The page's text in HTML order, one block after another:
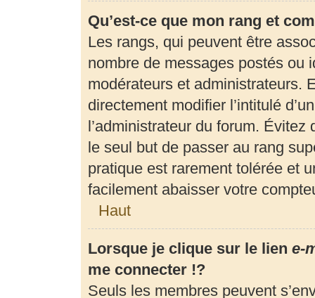
Qu’est-ce que mon rang et
Les rangs, qui peuvent être
nombre de messages postés ou
modérateurs et administrateurs.
directement modifier l’intitulé
l’administrateur du forum.
le seul but de passer au rang
pratique est rarement tolérée et
facilement abaisser votre
Haut
Lorsque je clique sur le lien e-
me connecter !?
Seuls les membres peuvent